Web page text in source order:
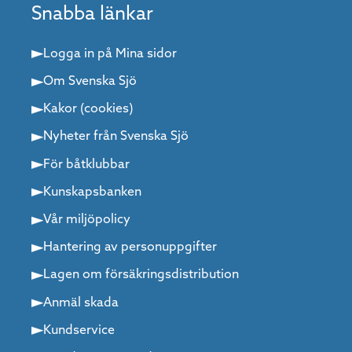
Snabba länkar
Logga in på Mina sidor
Om Svenska Sjö
Kakor (cookies)
Nyheter från Svenska Sjö
För båtklubbar
Kunskapsbanken
Vår miljöpolicy
Hantering av personuppgifter
Lagen om försäkringsdistribution
Anmäl skada
Kundservice